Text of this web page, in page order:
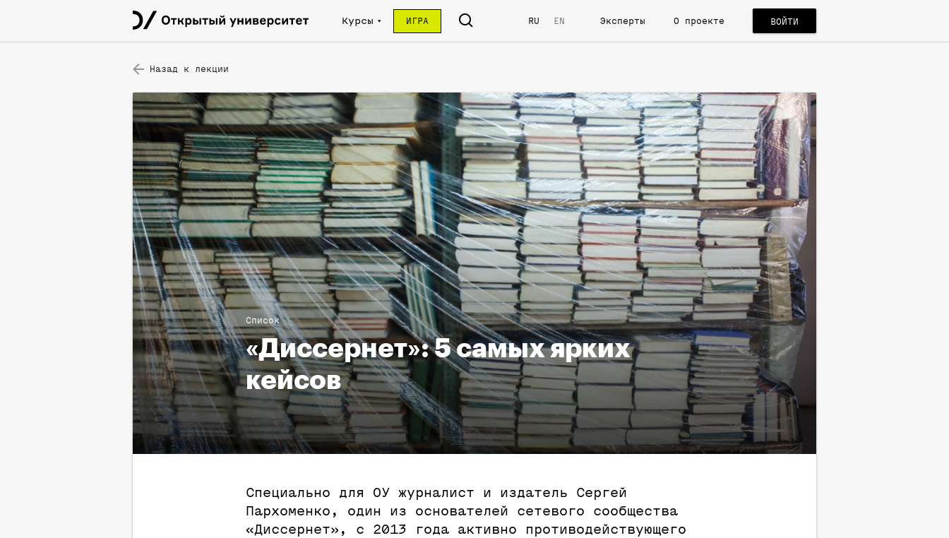
Курсы ИГРА RU EN Эксперты О проекте ВОЙТИ
Назад к лекции
Список
«Диссернет»: 5 самых ярких
кейсов
Специально для ОУ журналист и издатель Сергей
Пархоменко, один из основателей сетевого сообщества
«Диссернет», с 2013 года активно противодействующего